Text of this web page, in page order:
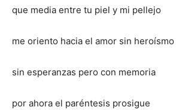
que media entre tu piel y mi pellejo
me oriento hacia el amor sin heroísmo
sin esperanzas pero con memoria
por ahora el paréntesis prosigue